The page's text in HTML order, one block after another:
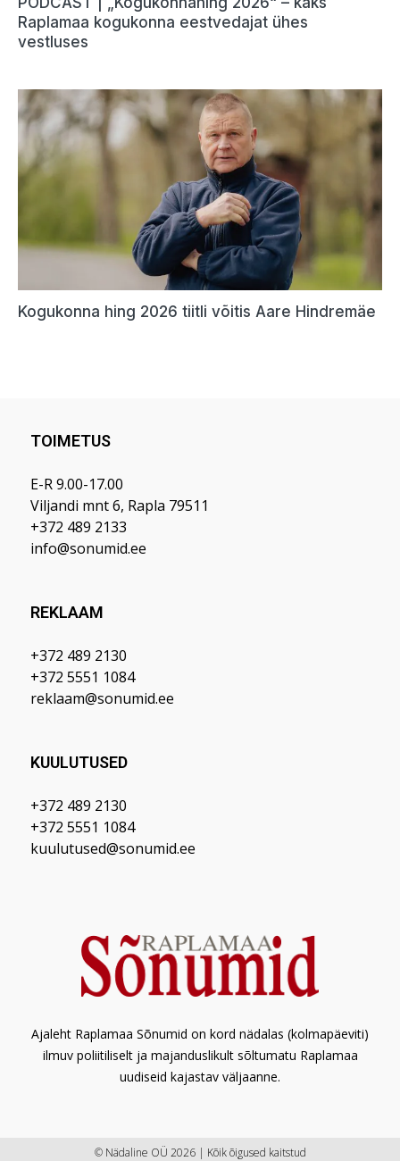
TOIMETUS
E-R 9.00-17.00
Viljandi mnt 6, Rapla 79511
+372 489 2133
info@sonumid.ee
REKLAAM
+372 489 2130
+372 5551 1084
reklaam@sonumid.ee
KUULUTUSED
+372 489 2130
+372 5551 1084
kuulutused@sonumid.ee
Ajaleht Raplamaa Sõnumid on kord nädalas (kolmapäeviti)
ilmuv poliitiliselt ja majanduslikult sõltumatu Raplamaa
uudiseid kajastav väljaanne.
© Nädaline OÜ 2026 | Kõik õigused kaitstud